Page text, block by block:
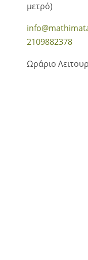
μετρό)
2109882378
Ωράριο